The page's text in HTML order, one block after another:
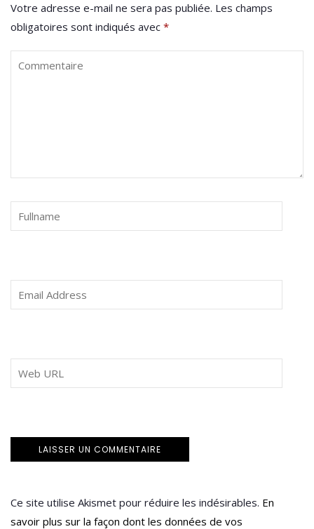
Votre adresse e-mail ne sera pas publiée. Les champs
obligatoires sont indiqués avec *
Ce site utilise Akismet pour réduire les indésirables. En
savoir plus sur la façon dont les données de vos